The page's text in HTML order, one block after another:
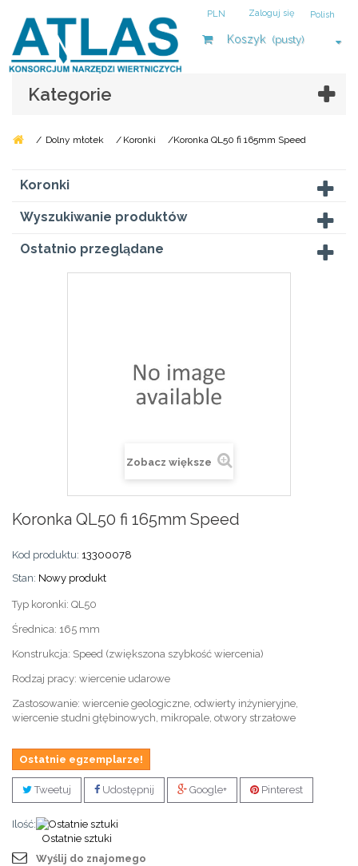
Polish
Zaloguj się
PLN
Koszyk (pusty)
Kategorie
/ Dolny młotek / Koronki /Koronka QL50 fi 165mm Speed
Koronki
Wyszukiwanie produktów
Ostatnio przeglądane
Zobacz większe
Koronka QL50 fi 165mm Speed
Kod produktu: 13300078
Stan: Nowy produkt
Typ koronki: QL50
Średnica: 165 mm
Konstrukcja: Speed (zwiększona szybkość wiercenia)
Rodzaj pracy: wiercenie udarowe
Zastosowanie: wiercenie geologiczne, odwierty inżynieryjne,
wiercenie studni głębinowych, mikropale, otwory strzałowe
Ostatnie egzemplarze!
Tweetuj Udostępnij Google+ Pinterest
Ilość:
Ostatnie sztuki
Wyślij do znajomego